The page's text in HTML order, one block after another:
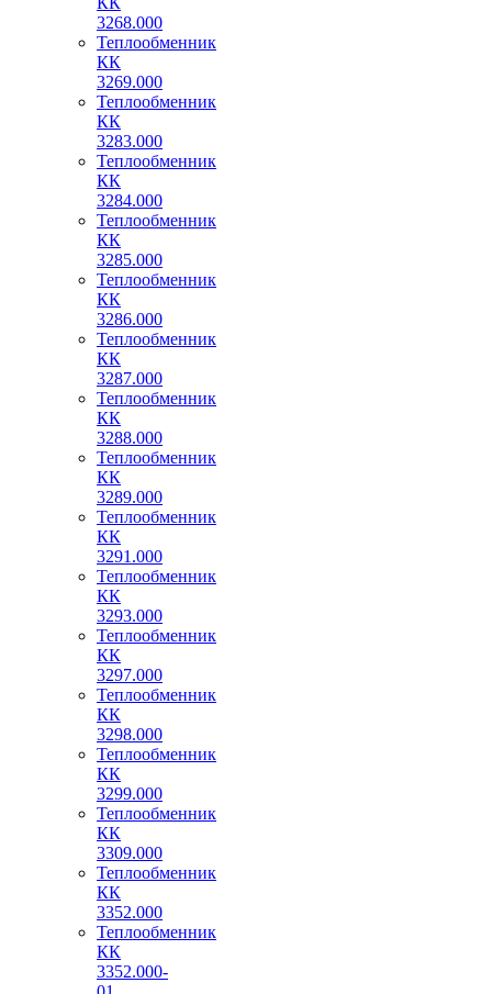
3268.000
Теплообменник
КК
3269.000
Теплообменник
КК
3283.000
Теплообменник
КК
3284.000
Теплообменник
КК
3285.000
Теплообменник
КК
3286.000
Теплообменник
КК
3287.000
Теплообменник
КК
3288.000
Теплообменник
КК
3289.000
Теплообменник
КК
3291.000
Теплообменник
КК
3293.000
Теплообменник
КК
3297.000
Теплообменник
КК
3298.000
Теплообменник
КК
3299.000
Теплообменник
КК
3309.000
Теплообменник
КК
3352.000
Теплообменник
КК
3352.000-